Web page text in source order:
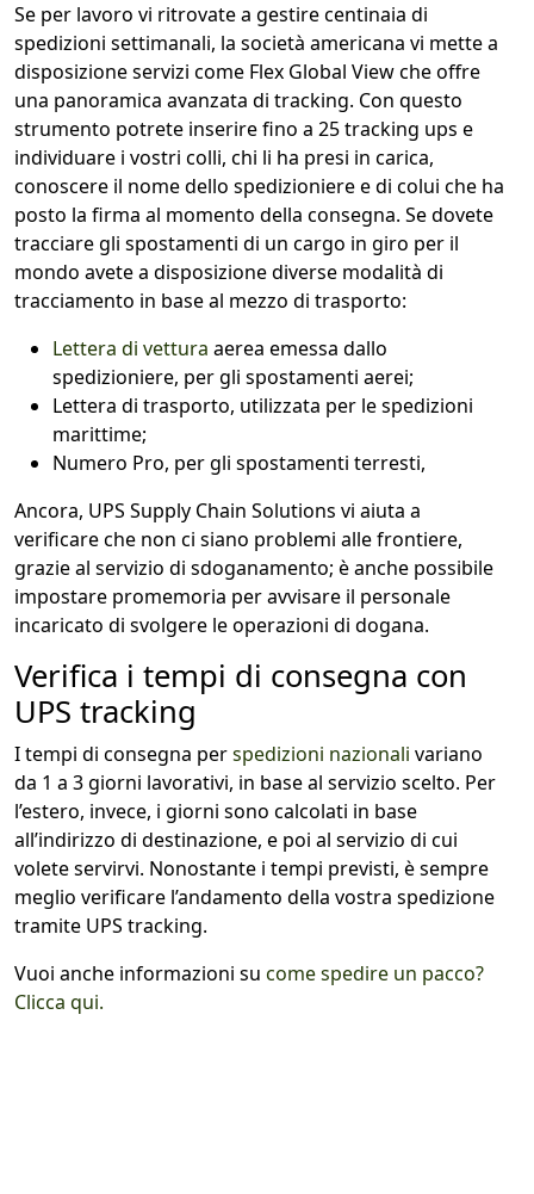
Se per lavoro vi ritrovate a gestire centinaia di
spedizioni settimanali, la società americana vi mette a
disposizione servizi come Flex Global View che offre
una panoramica avanzata di tracking. Con questo
strumento potrete inserire fino a 25 tracking ups e
individuare i vostri colli, chi li ha presi in carica,
conoscere il nome dello spedizioniere e di colui che ha
posto la firma al momento della consegna. Se dovete
tracciare gli spostamenti di un cargo in giro per il
mondo avete a disposizione diverse modalità di
tracciamento in base al mezzo di trasporto:
Lettera di vettura aerea emessa dallo
spedizioniere, per gli spostamenti aerei;
Lettera di trasporto, utilizzata per le spedizioni
marittime;
Numero Pro, per gli spostamenti terresti,
Ancora, UPS Supply Chain Solutions vi aiuta a
verificare che non ci siano problemi alle frontiere,
grazie al servizio di sdoganamento; è anche possibile
impostare promemoria per avvisare il personale
incaricato di svolgere le operazioni di dogana.
Verifica i tempi di consegna con
UPS tracking
I tempi di consegna perspedizioni nazionali variano
da 1 a 3 giorni lavorativi, in base al servizio scelto. Per
l’estero, invece, i giorni sono calcolati in base
all’indirizzo di destinazione, e poi al servizio di cui
volete servirvi. Nonostante i tempi previsti, è sempre
meglio verificare l’andamento della vostra spedizione
tramite UPS tracking.
Vuoi anche informazioni su come spedire un pacco?
Clicca qui.